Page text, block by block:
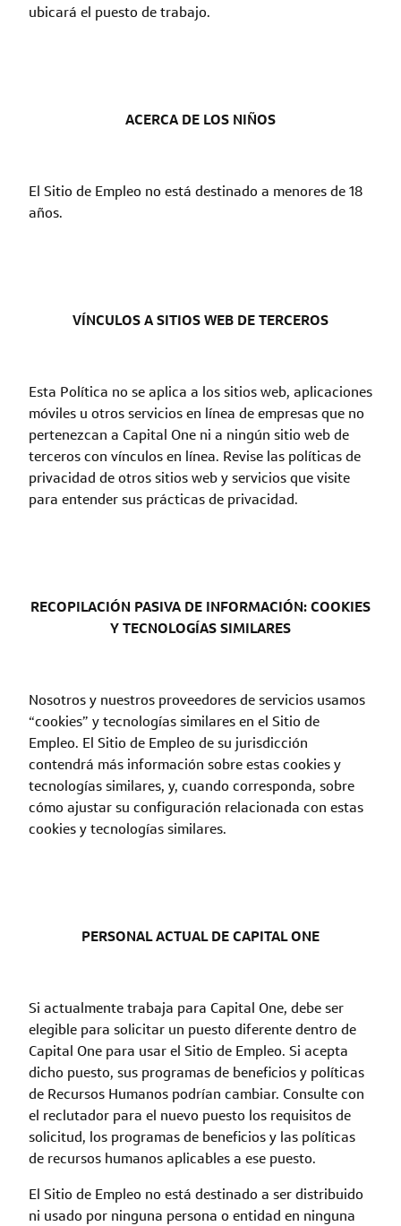
ubicará el puesto de trabajo.
ACERCA DE LOS NIÑOS
El Sitio de Empleo no está destinado a menores de 18
años.
VÍNCULOS A SITIOS WEB DE TERCEROS
Esta Política no se aplica a los sitios web, aplicaciones
móviles u otros servicios en línea de empresas que no
pertenezcan a Capital One ni a ningún sitio web de
terceros con vínculos en línea. Revise las políticas de
privacidad de otros sitios web y servicios que visite
para entender sus prácticas de privacidad.
RECOPILACIÓN PASIVA DE INFORMACIÓN: COOKIES
Y TECNOLOGÍAS SIMILARES
Nosotros y nuestros proveedores de servicios usamos
“cookies” y tecnologías similares en el Sitio de
Empleo. El Sitio de Empleo de su jurisdicción
contendrá más información sobre estas cookies y
tecnologías similares, y, cuando corresponda, sobre
cómo ajustar su configuración relacionada con estas
cookies y tecnologías similares.
PERSONAL ACTUAL DE CAPITAL ONE
Si actualmente trabaja para Capital One, debe ser
elegible para solicitar un puesto diferente dentro de
Capital One para usar el Sitio de Empleo. Si acepta
dicho puesto, sus programas de beneficios y políticas
de Recursos Humanos podrían cambiar. Consulte con
el reclutador para el nuevo puesto los requisitos de
solicitud, los programas de beneficios y las políticas
de recursos humanos aplicables a ese puesto.
El Sitio de Empleo no está destinado a ser distribuido
ni usado por ninguna persona o entidad en ninguna